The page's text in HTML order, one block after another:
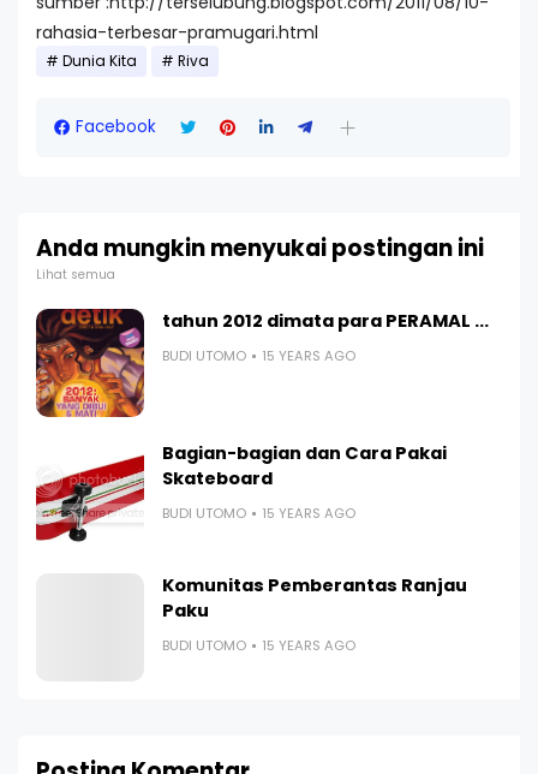
rahasia-terbesar-pramugari.html
Dunia Kita Riva
Facebook
Anda mungkin menyukai postingan ini
Lihat semua
tahun 2012 dimata para PERAMAL ...
BUDI UTOMO 15 YEARS AGO
Bagian-bagian dan Cara Pakai
Skateboard
BUDI UTOMO 15 YEARS AGO
Komunitas Pemberantas Ranjau
Paku
BUDI UTOMO 15 YEARS AGO